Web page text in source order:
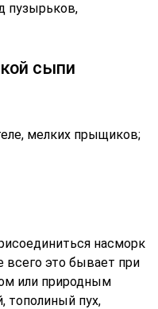
пузырьков,
сыпи
мелких прыщиков;
насморк
всего это бывает при
или природным
тополиный пух,